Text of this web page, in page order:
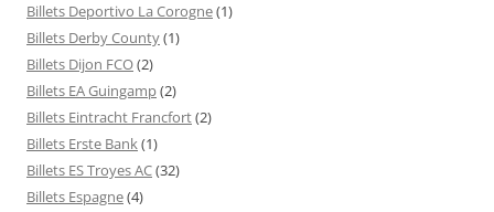
Billets Deportivo La Corogne(1)
Billets Derby County(1)
Billets Dijon FCO(2)
Billets EA Guingamp(2)
Billets Eintracht Francfort(2)
Billets Erste Bank(1)
Billets ES Troyes AC(32)
Billets Espagne(4)